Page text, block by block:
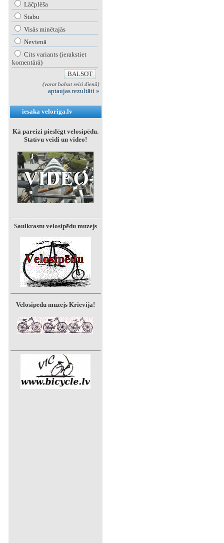
Lāčplēša
Stabu
Visās minētajās
Nevienā
Cits variants (ierakstiet
komentārā)
(varat balsot reizi dienā)
aptaujas rezultāti »
iesaka veloriga.lv
Kā pareizi pieslēgt velosipēdu.
Statīvu veidi un video!
Saulkrastu velosipēdu muzejs
Velosipēdu muzejs Krievijā!